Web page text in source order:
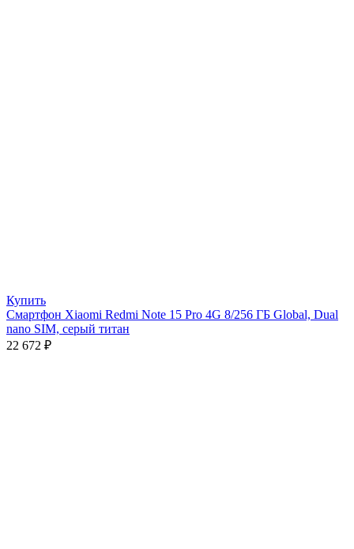
Купить
Смартфон Xiaomi Redmi Note 15 Pro 4G 8/256 ГБ Global, Dual
nano SIM, серый титан
22 672 ₽